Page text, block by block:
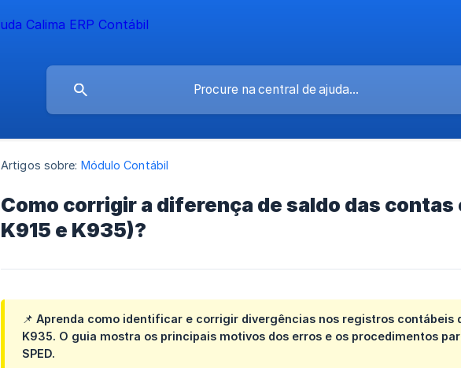
Artigos sobre: Módulo Contábil
Como corrigir a diferença de saldo das contas
K915 e K935)?
📌 Aprenda como identificar e corrigir divergências nos registros contábeis
K935. O guia mostra os principais motivos dos erros e os procedimentos
SPED.